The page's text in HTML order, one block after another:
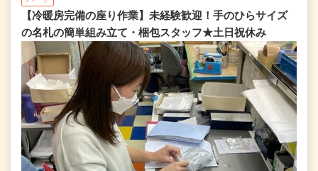
【冷暖房完備の座り作業】未経験歓迎！手のひらサイズ
の名札の簡単組み立て・梱包スタッフ★土日祝休み